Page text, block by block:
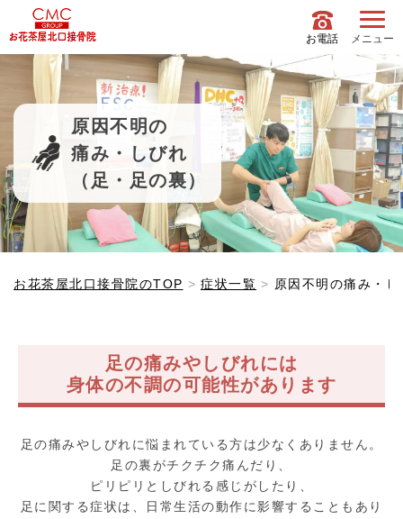
お電話 メニュー
（足・足の裏） イメージ">
原因不明の
痛み・しびれ
（足・足の裏）
お花茶屋北口接骨院のTOP 症状一覧 原因不明の痛み・
足の痛みやしびれには
身体の不調の可能性があります
足の痛みやしびれに悩まれている方は少なくありません。
足の裏がチクチク痛んだり、
ピリピリとしびれる感じがしたり、
足に関する症状は、日常生活の動作に影響することもあり